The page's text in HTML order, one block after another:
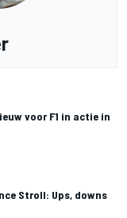
voor F1 in actie in
Stroll: Ups, downs